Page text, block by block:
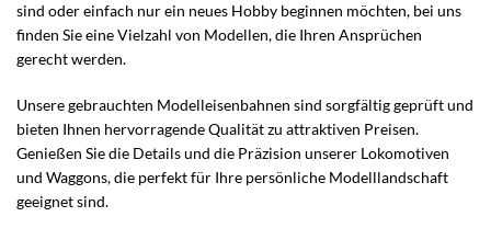
sind oder einfach nur ein neues Hobby beginnen möchten, bei uns
finden Sie eine Vielzahl von Modellen, die Ihren Ansprüchen
gerecht werden.
Unsere gebrauchten Modelleisenbahnen sind sorgfältig geprüft und
bieten Ihnen hervorragende Qualität zu attraktiven Preisen.
Genießen Sie die Details und die Präzision unserer Lokomotiven
und Waggons, die perfekt für Ihre persönliche Modelllandschaft
geeignet sind.